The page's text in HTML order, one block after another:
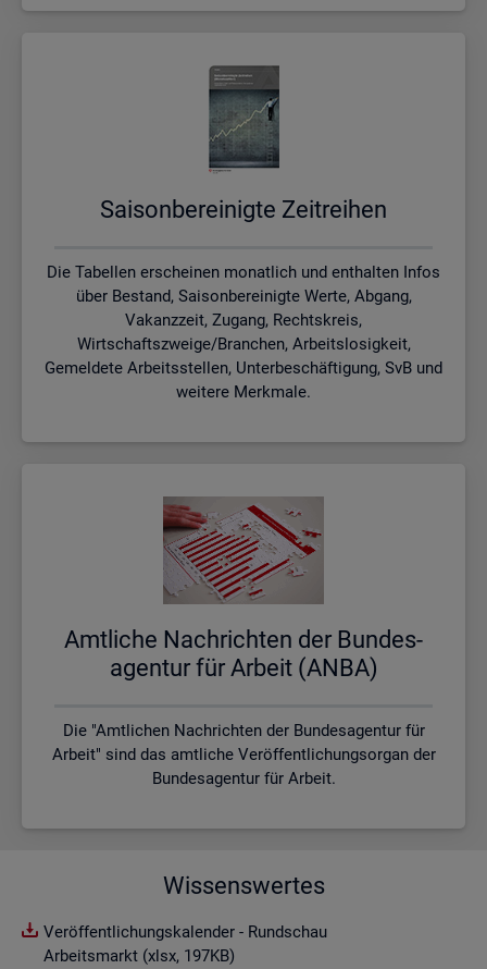
Sai­son­be­rei­nig­te Zeit­rei­hen
Die Tabellen erscheinen monatlich und enthalten Infos
über Bestand, Saisonbereinigte Werte, Abgang,
Vakanzzeit, Zugang, Rechtskreis,
Wirtschaftszweige/Branchen, Arbeitslosigkeit,
Gemeldete Arbeitsstellen, Unterbeschäftigung, SvB und
weitere Merkmale.
Amt­li­che Nach­rich­ten der Bun­des­
agen­tur für Ar­beit (ANBA)
Die "Amtlichen Nachrichten der Bundesagentur für
Arbeit" sind das amtliche Veröffentlichungsorgan der
Bundesagentur für Arbeit.
Wissenswertes
Veröffentlichungskalender - Rundschau
Arbeitsmarkt (xlsx, 197KB)